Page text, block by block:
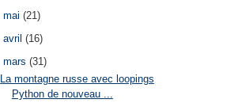
mai (21)
avril (16)
mars (31)
La montagne russe avec loopings
Python de nouveau ...